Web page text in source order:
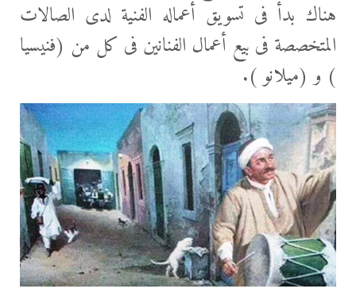
هناك بدأ فى تسويق أعماله الفنية لدى الصالات
المتخصصة فى بيع أعمال الفنانين فى كل من (فنيسيا
) و (ميلانو ).